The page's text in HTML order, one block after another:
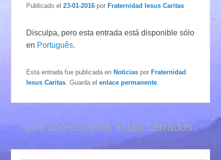
Publicado el 23-01-2016 porFraternidad Iesus Caritas
Disculpa, pero esta entrada está disponible sólo
en Português.
Esta entrada fue publicada enNoticias porFraternidad
Iesus Caritas . Guarda elenlace permanente
Los comentarios están cerrados.